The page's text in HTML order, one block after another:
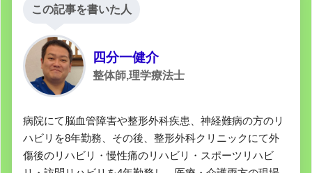
この記事を書いた人
四分一健介
整体師,理学療法士
病院にて脳血管障害や整形外科疾患、神経難病の方のリ
ハビリを8年勤務、その後、整形外科クリニックにて外
傷後のリハビリ・慢性痛のリハビリ・スポーツリハビ